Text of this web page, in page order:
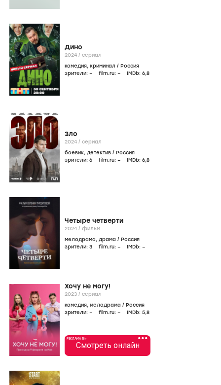
Дино
2024 / сериал
комедия, криминал / Россия
зрители: – film.ru: – IMDb: 6,8
Зло
2024 / сериал
боевик, детектив / Россия
зрители: 6 film.ru: – IMDb: 6,8
Четыре четверти
2024 / фильм
мелодрама, драма / Россия
зрители: 3 film.ru: – IMDb: –
Хочу не могу!
2023 / сериал
комедия, мелодрама / Россия
зрители: – film.ru: – IMDb: 5,8
•••
РЕКЛАМА 18+
Смотреть онлайн